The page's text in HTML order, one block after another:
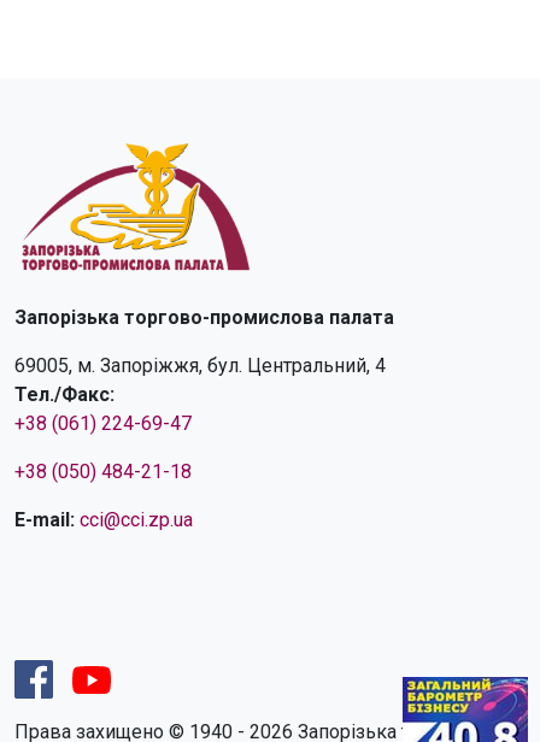
Запорізька торгово-промислова палата
69005, м. Запоріжжя, бул. Центральний, 4
Тел./Факс:
+38 (061) 224-69-47
+38 (050) 484-21-18
E-mail: cci@cci.zp.ua
Права захищено © 1940 - 2026 Запорізька торгово-